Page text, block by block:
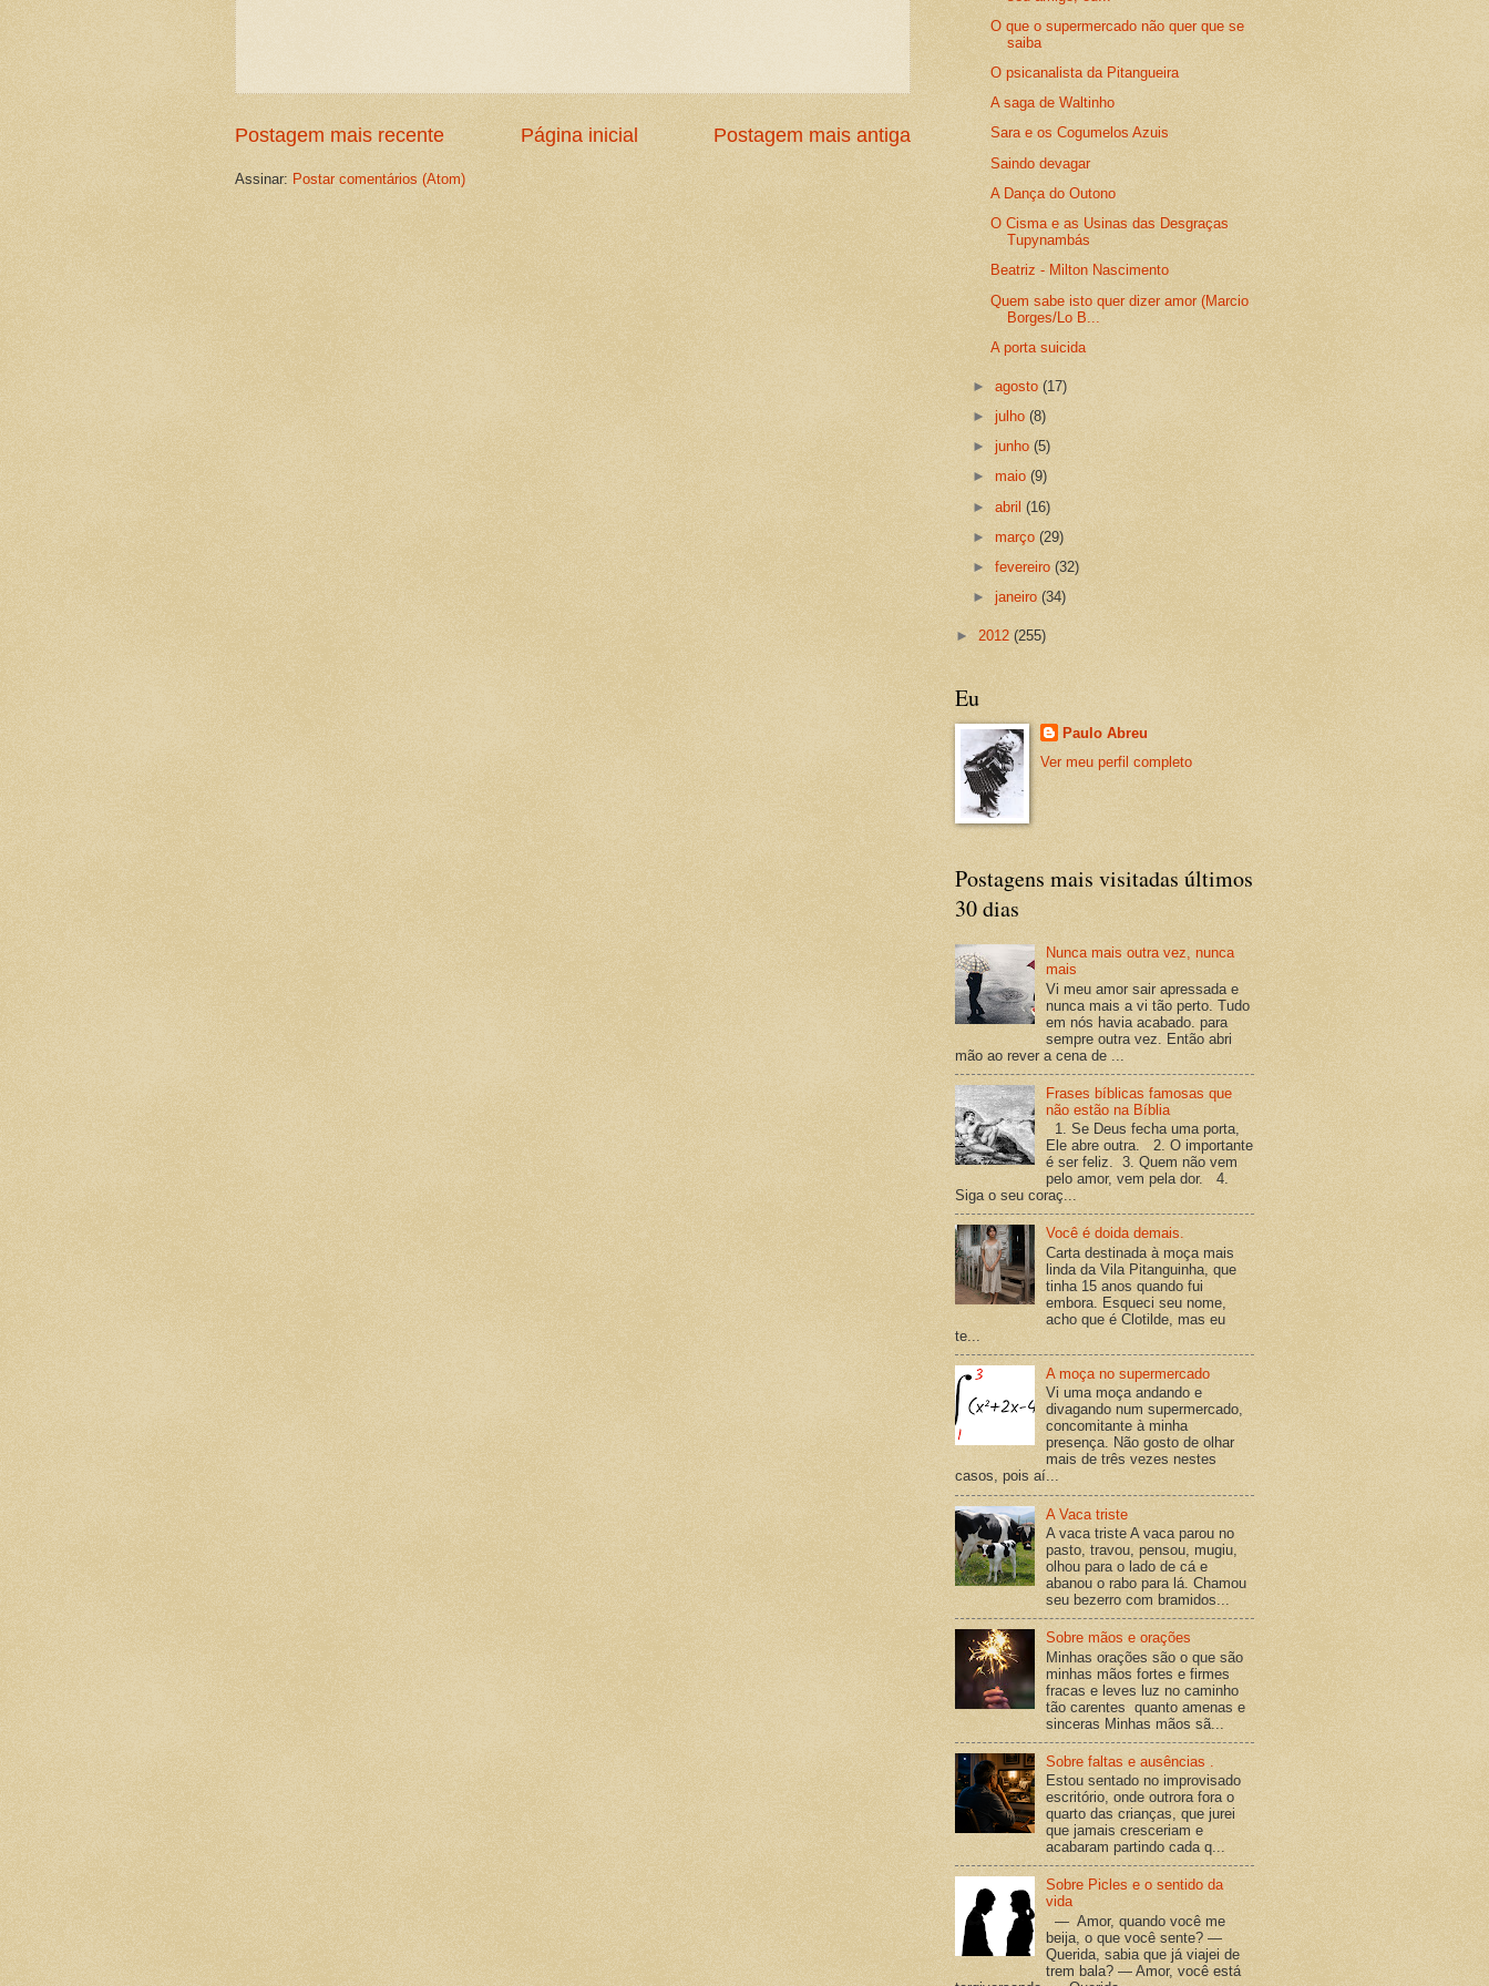
Postagem mais recente Postagem mais antiga
Página inicial
Assinar: Postar comentários (Atom)
O que o supermercado não quer que se
saiba
O psicanalista da Pitangueira
A saga de Waltinho
Sara e os Cogumelos Azuis
Saindo devagar
A Dança do Outono
O Cisma e as Usinas das Desgraças
Tupynambás
Beatriz - Milton Nascimento
Quem sabe isto quer dizer amor (Marcio
Borges/Lo B...
A porta suicida
►agosto(17)
►julho(8)
►junho(5)
►maio(9)
►abril(16)
►março(29)
►fevereiro(32)
►janeiro(34)
► 2012 (255)
Eu
Paulo Abreu
Ver meu perfil completo
Postagens mais visitadas últimos
30 dias
Nunca mais outra vez, nunca
mais
Vi meu amor sair apressada e
nunca mais a vi tão perto. Tudo
em nós havia acabado. para
sempre outra vez. Então abri
mão ao rever a cena de ...
Frases bíblicas famosas que
não estão na Bíblia
1. Se Deus fecha uma porta,
Ele abre outra. 2. O importante
é ser feliz. 3. Quem não vem
pelo amor, vem pela dor. 4.
Siga o seu coraç...
Você é doida demais.
Carta destinada à moça mais
linda da Vila Pitanguinha, que
tinha 15 anos quando fui
embora. Esqueci seu nome,
acho que é Clotilde, mas eu
te...
A moça no supermercado
Vi uma moça andando e
divagando num supermercado,
concomitante à minha
presença. Não gosto de olhar
mais de três vezes nestes
casos, pois aí...
A Vaca triste
A vaca triste A vaca parou no
pasto, travou, pensou, mugiu,
olhou para o lado de cá e
abanou o rabo para lá. Chamou
seu bezerro com bramidos...
Sobre mãos e orações
Minhas orações são o que são
minhas mãos fortes e firmes
fracas e leves luz no caminho
tão carentes quanto amenas e
sinceras Minhas mãos sã...
Sobre faltas e ausências .
Estou sentado no improvisado
escritório, onde outrora fora o
quarto das crianças, que jurei
que jamais cresceriam e
acabaram partindo cada q...
Sobre Picles e o sentido da
vida
— Amor, quando você me
beija, o que você sente? —
Querida, sabia que já viajei de
trem bala? — Amor, você está